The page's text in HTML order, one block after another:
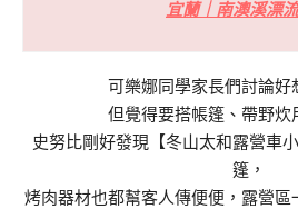
宜蘭｜南澳溪漂
可樂娜同學家長們討論好
但覺得要搭帳篷、帶野炊
史努比剛好發現【冬山太和露營車
篷，
烤肉器材也都幫客人傳便便，露營區